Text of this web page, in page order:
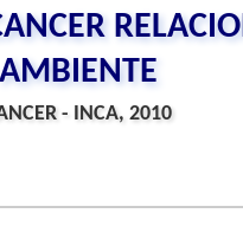
- INCA, 2010